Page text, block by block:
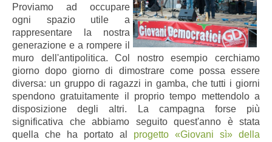
Proviamo ad occupare
ogni spazio utile a
rappresentare la nostra
generazione e a rompere il
muro dell'antipolitica. Col nostro esempio cerchiamo
giorno dopo giorno di dimostrare come possa essere
diversa: un gruppo di ragazzi in gamba, che tutti i giorni
spendono gratuitamente il proprio tempo mettendolo a
disposizione degli altri. La campagna forse più
significativa che abbiamo seguito quest'anno è stata
quella che ha portato al progetto «Giovani sì» della